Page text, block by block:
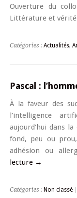
Ouverture du
Littérature et
Catégories : Actualités,
Pascal :
À la faveur des
l’intelligence
aujourd’hui dans
fond, peu ou
adhésion ou
lecture →
Catégories : Non classé